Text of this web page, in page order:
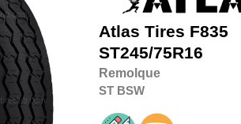
Atlas Tires F835
ST245/75R16
Remolque
ST BSW